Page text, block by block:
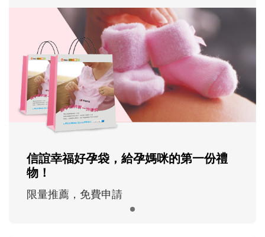
信誼幸福好孕袋，給孕媽咪的第一份禮
物！
限量推薦，免費申請